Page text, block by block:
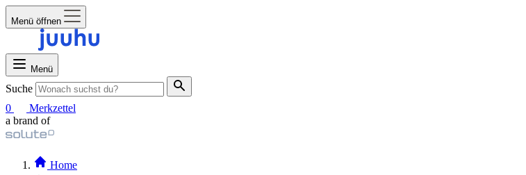
Menü öffnen
Menü
Suche
0
Merkzettel
a brand of
Home